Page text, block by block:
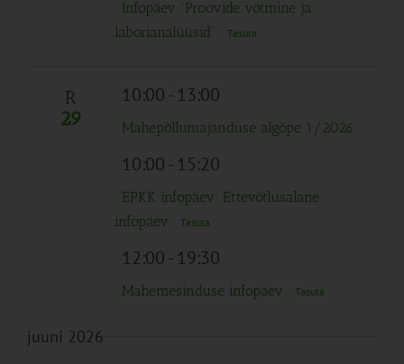
Infopäev “Proovide võtmine ja
laborianalüüsid”
Tasuta
R
29
10:00- 13:00
Mahepõllumajanduse algõpe 1/2026
10:00- 15:20
EPKK infopäev: Ettevõtlusalane
infopäev
Tasuta
12:00- 19:30
Mahemesinduse infopäev Tasuta
juuni 2026